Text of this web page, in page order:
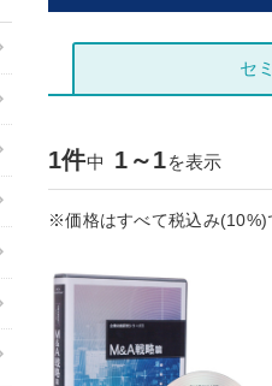
セ
1件中 1～1を表示
※価格はすべて税込み(10%)